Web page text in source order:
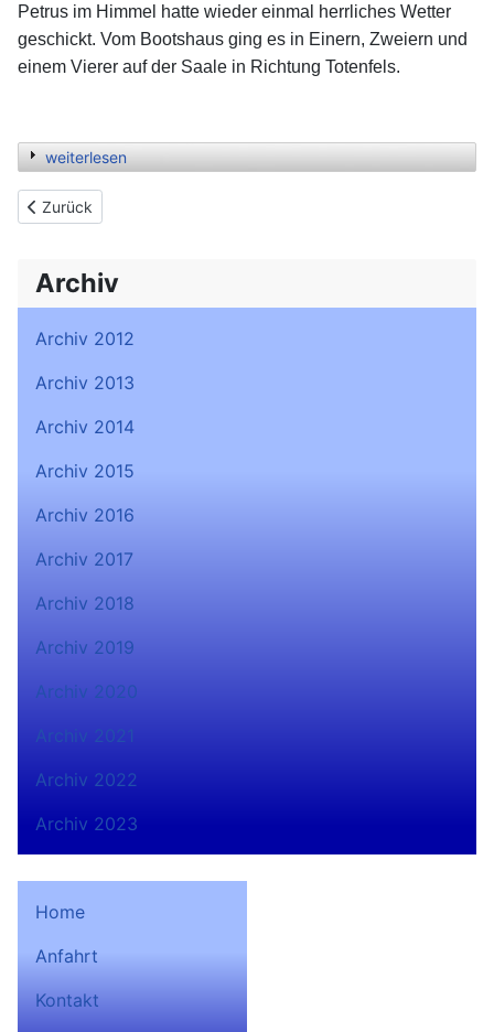
Petrus im Himmel hatte wieder einmal herrliches Wetter
geschickt. Vom Bootshaus ging es in Einern, Zweiern und
einem Vierer auf der Saale in Richtung Totenfels.
weiterlesen
Previous article: Frühjahrswanderung (01. Mai 2014)
Zurück
Archiv
Archiv 2012
Archiv 2013
Archiv 2014
Archiv 2015
Archiv 2016
Archiv 2017
Archiv 2018
Archiv 2019
Archiv 2020
Archiv 2021
Archiv 2022
Archiv 2023
Home
Anfahrt
Kontakt